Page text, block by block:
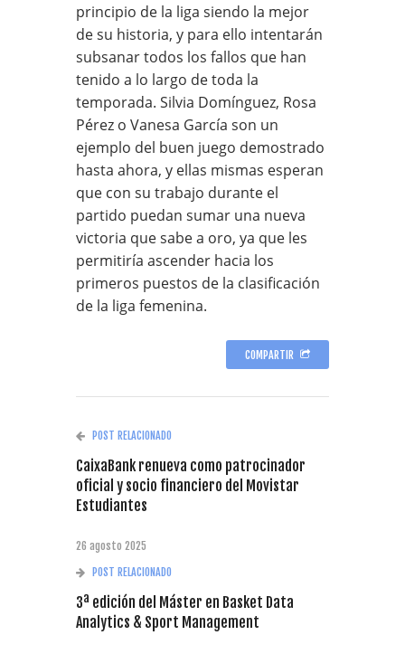
principio de la liga siendo la mejor
de su historia, y para ello intentarán
subsanar todos los fallos que han
tenido a lo largo de toda la
temporada. Silvia Domínguez, Rosa
Pérez o Vanesa García son un
ejemplo del buen juego demostrado
hasta ahora, y ellas mismas esperan
que con su trabajo durante el
partido puedan sumar una nueva
victoria que sabe a oro, ya que les
permitiría ascender hacia los
primeros puestos de la clasificación
de la liga femenina.
COMPARTIR
POST RELACIONADO
CaixaBank renueva como patrocinador
oficial y socio financiero del Movistar
Estudiantes
26 agosto 2025
POST RELACIONADO
3ª edición del Máster en Basket Data
Analytics & Sport Management